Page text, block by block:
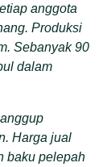
anggota
Produksi
Sebanyak 90
dalam
Harga jual
baku pelepah